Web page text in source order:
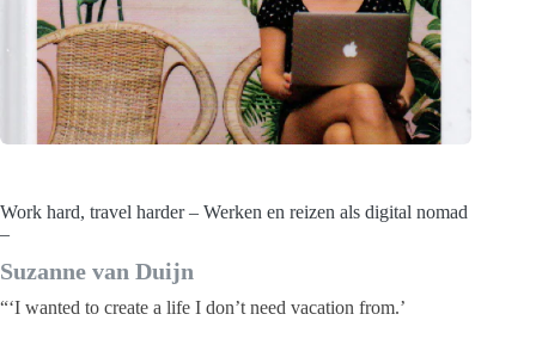
Work hard, travel harder – Werken en reizen als digital nomad
–
Suzanne van Duijn
“‘I wanted to create a life I don’t need vacation from.’